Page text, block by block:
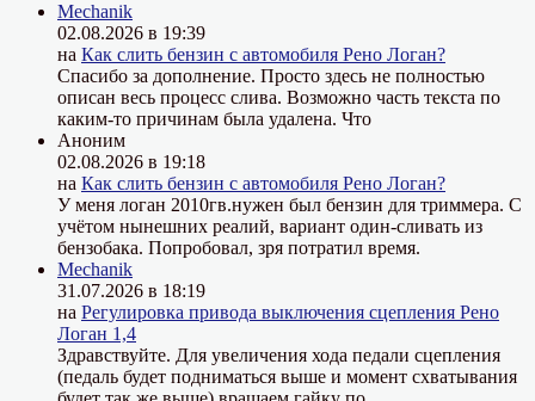
Mechanik
02.08.2026 в 19:39
на Как слить бензин с автомобиля Рено Логан?
Спасибо за дополнение. Просто здесь не полностью
описан весь процесс слива. Возможно часть текста по
каким-то причинам была удалена. Что
Аноним
02.08.2026 в 19:18
на Как слить бензин с автомобиля Рено Логан?
У меня логан 2010гв.нужен был бензин для триммера. С
учётом нынешних реалий, вариант один-сливать из
бензобака. Попробовал, зря потратил время.
Mechanik
31.07.2026 в 18:19
на Регулировка привода выключения сцепления Рено
Логан 1,4
Здравствуйте. Для увеличения хода педали сцепления
(педаль будет подниматься выше и момент схватывания